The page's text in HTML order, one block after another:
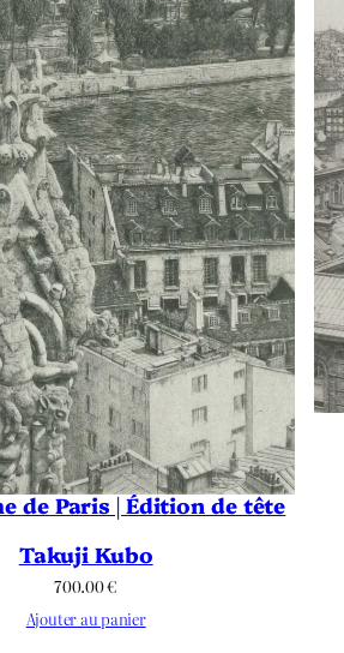
de Paris | Édition de tête
Takuji Kubo
700.00€
Ajouter au panier